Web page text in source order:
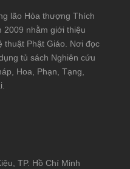
lão Hòa thượng Thích
2009 nhằm giới thiệu
thuật Phật Giáo. Nơi đọc
tủ sách Nghiên cứu
Hoa, Phạn, Tạng,
TP. Hồ Chí Minh